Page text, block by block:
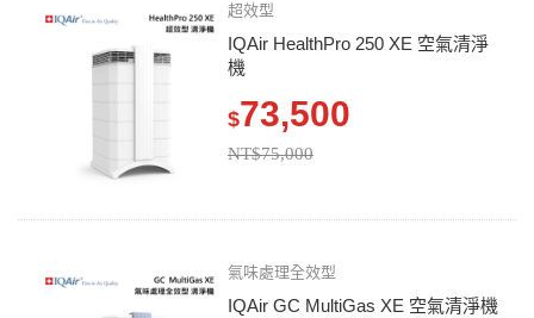
超效型
IQAir HealthPro 250 XE 空氣清淨
機
$73,500
NT$75,000
氣味處理全效型
IQAir GC MultiGas XE 空氣清淨機